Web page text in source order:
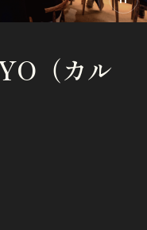
（カル